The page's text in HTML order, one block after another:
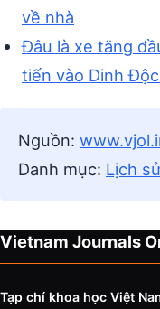
về nhà
Đâu là xe tăng
tiến vào Dinh
Nguồn:
Danh mục: Lịch sử
Vietnam Journals
Tạp chí khoa học Việt